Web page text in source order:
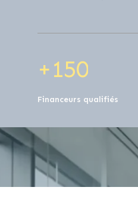
+1
0
50
Financeurs qualifiés